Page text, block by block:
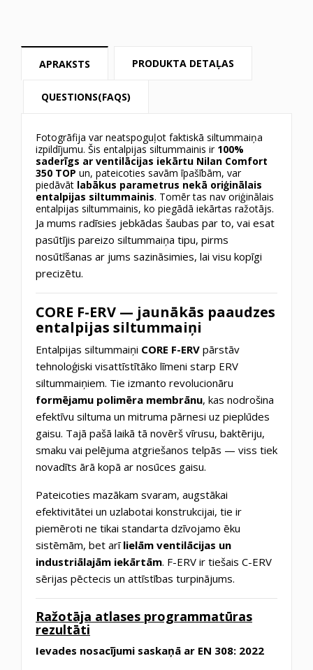
APRAKSTS PRODUKTA DETAĻAS
QUESTIONS(FAQS)
Fotogrāfija var neatspoguļot faktiskā siltummaiņa
izpildījumu. Šis entalpijas siltummainis ir 100%
saderīgs ar ventilācijas iekārtu Nilan Comfort
350 TOP un, pateicoties savām īpašībām, var
piedāvāt labākus parametrus nekā oriģinālais
entalpijas siltummainis. Tomēr tas nav oriģinālais
entalpijas siltummainis, ko piegādā iekārtas ražotājs.
Ja mums radīsies jebkādas šaubas par to, vai esat
pasūtījis pareizo siltummaiņa tipu, pirms
nosūtīšanas ar jums sazināsimies, lai visu kopīgi
precizētu.
CORE F-ERV — jaunākās paaudzes
entalpijas siltummaiņi
Entalpijas siltummaiņi CORE F-ERV pārstāv
tehnoloģiski visattīstītāko līmeni starp ERV
siltummaiņiem. Tie izmanto revolucionāru
formējamu polimēra membrānu, kas nodrošina
efektīvu siltuma un mitruma pārnesi uz pieplūdes
gaisu. Tajā pašā laikā tā novērš vīrusu, baktēriju,
smaku vai pelējuma atgriešanos telpās — viss tiek
novadīts ārā kopā ar nosūces gaisu.
Pateicoties mazākam svaram, augstākai
efektivitātei un uzlabotai konstrukcijai, tie ir
piemēroti ne tikai standarta dzīvojamo ēku
sistēmām, bet arīlielām ventilācijas un
industriālajām iekārtām. F-ERV ir tiešais C-ERV
sērijas pēctecis un attīstības turpinājums.
Ražotāja atlases programmatūras
rezultāti
Ievades nosacījumi saskaņā ar EN 308: 2022